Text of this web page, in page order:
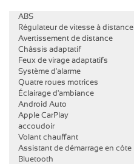
ABS
Régulateur de vitesse à distance
Avertissement de distance
Châssis adaptatif
Feux de virage adaptatifs
Système d'alarme
Quatre roues motrices
Éclairage d'ambiance
Android Auto
Apple CarPlay
accoudoir
Volant chauffant
Assistant de démarrage en côte
Bluetooth